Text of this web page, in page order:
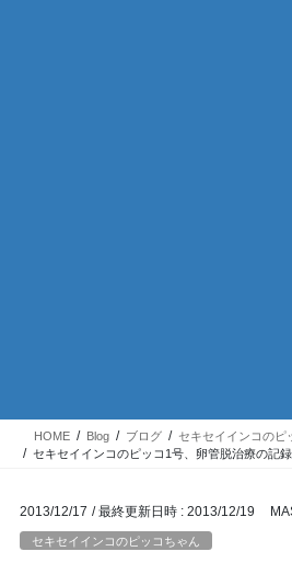
HOME Blog ブログ
セキセイインコのピ
セキセイインコのピッコ1号、卵管脱治療の記
2013/12/17 / 最終更新日時 : 2013/12/19
セキセイインコのピッコちゃん